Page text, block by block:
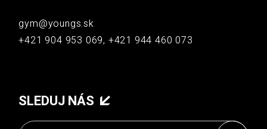
gym@youngs.sk
+421 904 953 069, +421 944 460 073
SLEDUJ NÁS